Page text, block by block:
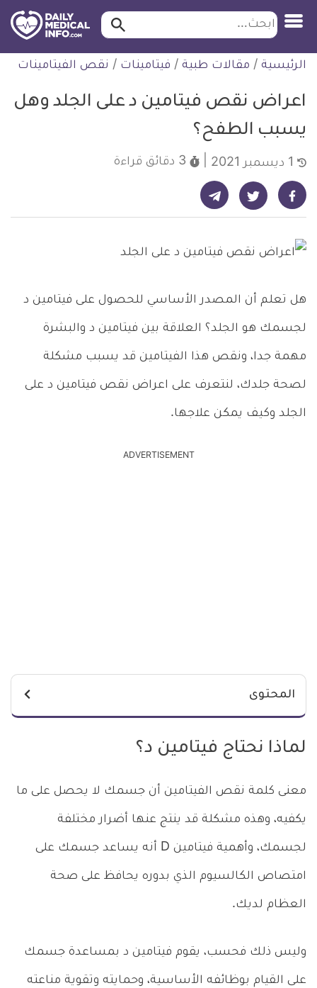
التخطي
للمحتوى
طبية
ابحث ابحث…
الرئيسية / مقالات طبية / فيتامينات / نقص الفيتامينات
اعراض نقص فيتامين د على الجلد وهل
يسبب الطفح؟
3 دقائق قراءة
شارك على فيسبوك - ديلي ميديكال انفو شارك على تويتر - ديلي ميديكال انفو شارك على تيليجرام - ديلي ميديكال انفو
هل تعلم أن المصدر الأساسي للحصول على فيتامين د
لجسمك هو الجلد؟ العلاقة بين فيتامين د والبشرة
مهمة جدا، ونقص هذا الفيتامين قد يسبب مشكلة
لصحة جلدك، لنتعرف على اعراض نقص فيتامين د على
الجلد وكيف يمكن علاجها.
ADVERTISEMENT
المحتوى
لماذا نحتاج فيتامين د؟
معنى كلمة نقص الفيتامين أن جسمك لا يحصل على ما
يكفيه، وهذه مشكلة قد ينتج عنها أضرار مختلفة
لجسمك، وأهمية فيتامين D أنه يساعد جسمك على
امتصاص الكالسيوم الذي بدوره يحافظ على صحة
العظام لديك.
وليس ذلك فحسب، يقوم فيتامين د بمساعدة جسمك
على القيام بوظائفه الأساسية، وحمايته وتقوية مناعته